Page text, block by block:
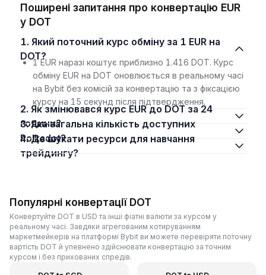
Поширені запитання про конвертацію EUR
у DOT
1. Який поточний курс обміну за 1 EUR на
DOT?
1 EUR наразі коштує приблизно 1.416 DOT. Курс
обміну EUR на DOT оновлюється в реальному часі
на Bybit без комісій за конвертацію та з фіксацією
курсу на 15 секунд після підтвердження.
2. Як змінювався курс EUR до DOT за 24
години?
3. Яка загальна кількість доступних
Polkadot?
4. Де шукати ресурси для навчання
трейдингу?
Популярні конвертації DOT
Конвертуйте DOT в USD та інші фіатні валюти за курсом у
реальному часі. Завдяки агрегованим котируванням
маркетмейкерів на платформі Bybit ви можете перевіряти поточну
вартість DOT й упевнено здійснювати конвертацію за точним
курсом і без прихованих спредів.